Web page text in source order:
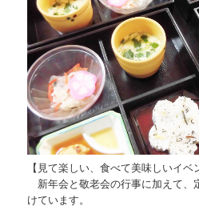
【見て楽しい、食べて美味しいイベ
新年会と敬老会の行事に加えて、
けています。